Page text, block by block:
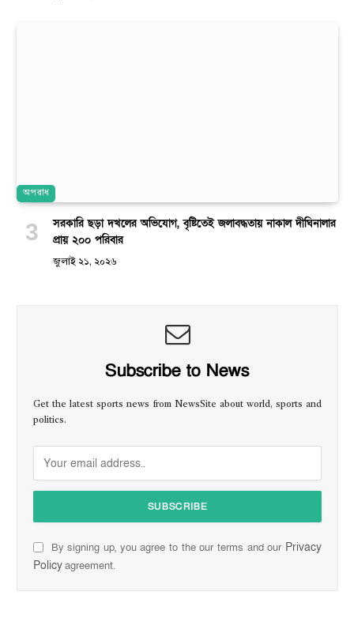
অপরাধ
সরকারি ছড়া দখলের অভিযোগ, বৃষ্টিতেই জলাবদ্ধতায় নাকাল দীঘিনালার
প্রায় ২০০ পরিবার
জুলাই ২১, ২০২৬
Subscribe to News
Get the latest sports news from NewsSite about world, sports and
politics.
By signing up, you agree to the our terms and our Privacy
Policyagreement.